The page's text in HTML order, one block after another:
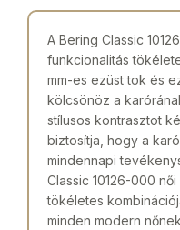
A Bering Classic
funkcionalitás
mm-es ezüst tok és
kölcsönöz a
stílusos kontrasztot
biztosítja, hogy a
mindennapi
Classic 10126-000
tökéletes
minden modern